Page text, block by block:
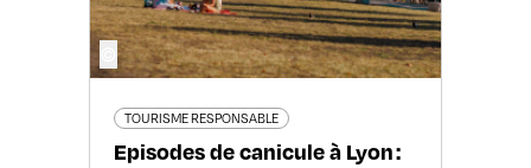
TOURISME RESPONSABLE
Episodes de canicule à Lyon :